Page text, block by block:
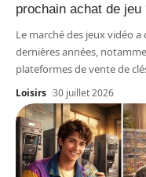
prochain achat de jeu
Le marché des jeux vidéo
dernières années,
plateformes de vente de
Loisirs 30 juillet 2026